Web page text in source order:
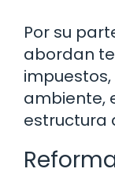
Por su
abordan
ambiente,
estructura